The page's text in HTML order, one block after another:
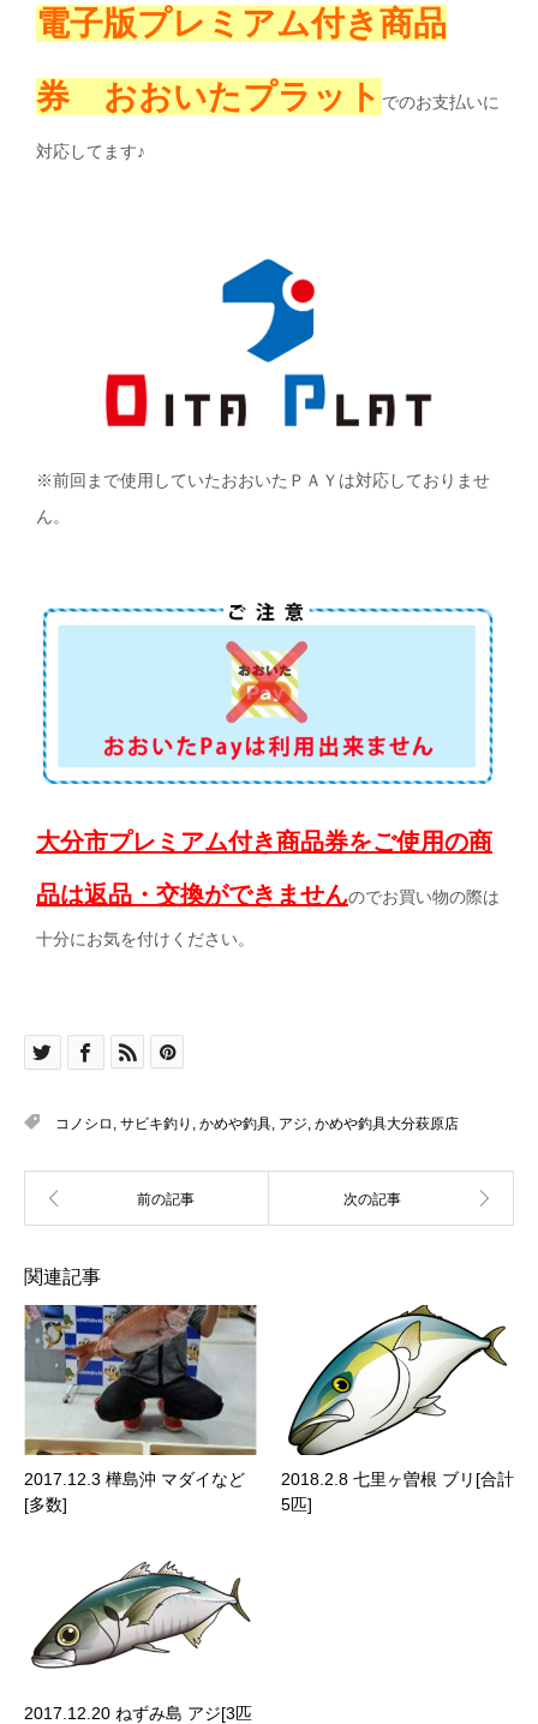
電子版プレミアム付き商品
券 おおいたプラット でのお支払いに
対応してます♪
※前回まで使用していたおおいたＰＡＹは対応しておりませ
ん。
大分市プレミアム付き商品券をご使用の商
品は返品・交換ができませんのでお買い物の際は
十分にお気を付けください。
コノシロ , サビキ釣り , かめや釣具, アジ, かめや釣具大分萩原店
関連記事
2017.12.3 樺島沖 マダイなど
[多数]
2018.2.8 七里ヶ曽根 ブリ[合計
5匹]
2017.12.20 ねずみ島 アジ[3匹